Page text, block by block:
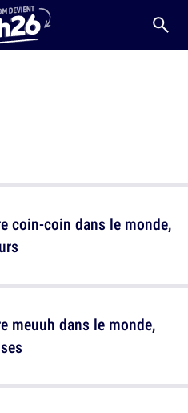
coin-coin dans le monde,
meuuh dans le monde,